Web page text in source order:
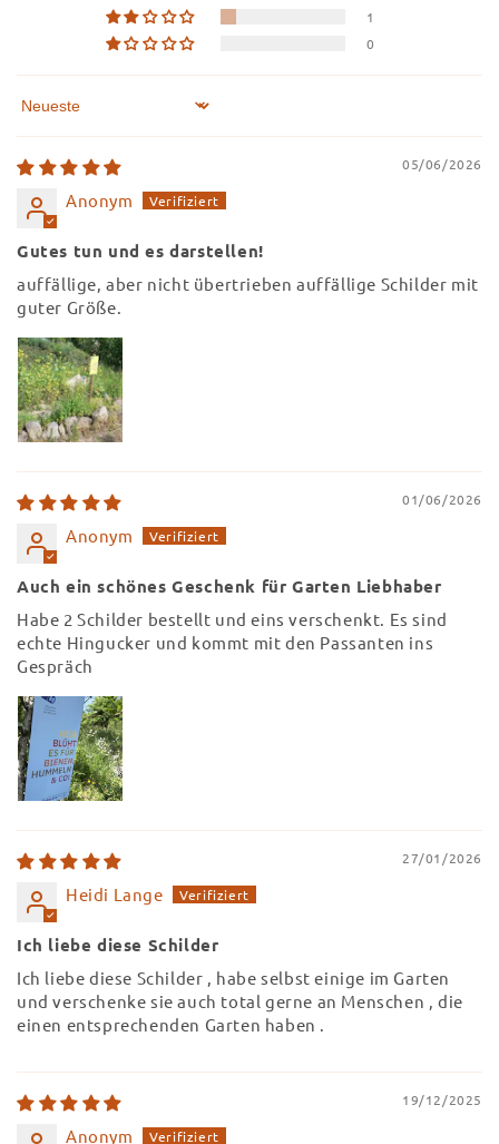
1
0
Sort by
05/06/2026
Anonym
Gutes tun und es darstellen!
auffällige, aber nicht übertrieben auffällige Schilder mit
guter Größe.
01/06/2026
Anonym
Auch ein schönes Geschenk für Garten Liebhaber
Habe 2 Schilder bestellt und eins verschenkt. Es sind
echte Hingucker und kommt mit den Passanten ins
Gespräch
27/01/2026
Heidi Lange
Ich liebe diese Schilder
Ich liebe diese Schilder , habe selbst einige im Garten
und verschenke sie auch total gerne an Menschen , die
einen entsprechenden Garten haben .
19/12/2025
Anonym